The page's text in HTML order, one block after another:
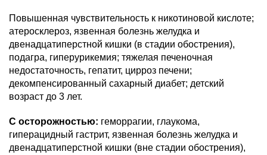
Повышенная чувствительность к никотиновой кислоте;
атеросклероз, язвенная болезнь желудка и
двенадцатиперстной кишки (в стадии обострения),
подагра, гиперурикемия; тяжелая печеночная
недостаточность, гепатит, цирроз печени;
декомпенсированный сахарный диабет; детский
возраст до 3 лет.
С осторожностью: геморрагии, глаукома,
гиперацидный гастрит, язвенная болезнь желудка и
двенадцатиперстной кишки (вне стадии обострения),